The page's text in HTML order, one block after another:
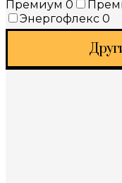
Премиум 0
Энергофлекс 0